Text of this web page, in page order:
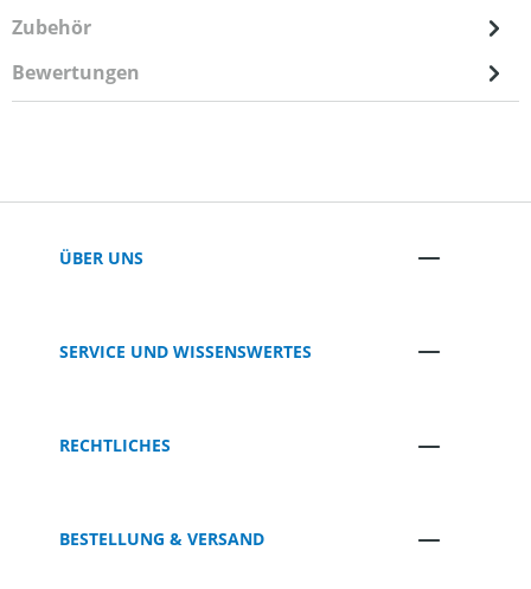
Zubehör
Bewertungen
ÜBER UNS
SERVICE UND WISSENSWERTES
RECHTLICHES
BESTELLUNG & VERSAND